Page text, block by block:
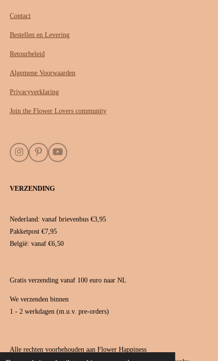
Contact
Bestellen en Levering
Retourbeleid
Algemene Voorwaarden
Privacyverklaring
Join the Flower Lovers community
I
a
a
P
e
s
Y
VERZENDING
Nederland: vanaf brievenbus €3,95
Pakketpost €7,95
België: vanaf €6,50
Gratis verzending vanaf 100 euro naar NL
We verzenden binnen
1 - 2 werkdagen (m.u.v. pre-orders)
Alle rechten voorbehouden aan Flower Happiness